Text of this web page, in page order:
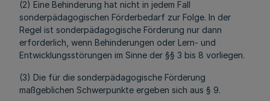
(2) Eine Behinderung hat nicht in jedem Fall
sonderpädagogischen Förderbedarf zur Folge. In der
Regel ist sonderpädagogische Förderung nur dann
erforderlich, wenn Behinderungen oder Lern- und
Entwicklungsstörungen im Sinne der §§ 3 bis 8 vorliegen.
(3) Die für die sonderpädagogische Förderung
maßgeblichen Schwerpunkte ergeben sich aus § 9.